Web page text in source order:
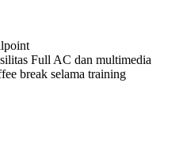
Full AC dan multimedia
break selama training